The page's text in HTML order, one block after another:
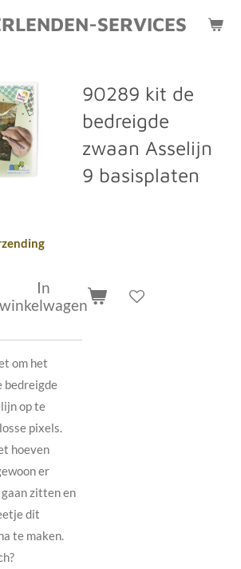
SERVICES
90289 kit de
bedreigde
zwaan Asselijn
9 basisplaten
In
winkelwagen
om het
bedreigde
op te
pixels.
hoeven
er
zitten en
dit
te maken.